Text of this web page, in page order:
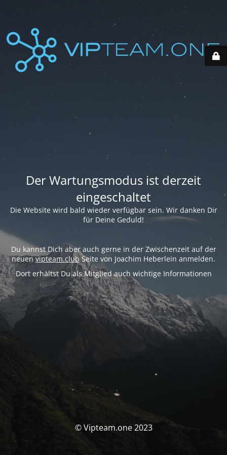
Der Wartungsmodus ist derzeit
eingeschaltet
Die Website wird bald wieder verfügbar sein. Wir danken Dir
für Deine Geduld!
Du kannst Dich aber auch gerne in der Zwischenzeit auf der
neuenvipteam.clubSeite von Joachim Heberlein anmelden.
Dort erhältst Du als Mitglied auch wichtige Informationen
© Vipteam.one 2023